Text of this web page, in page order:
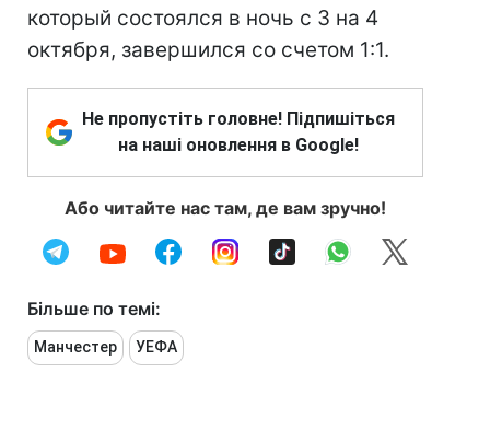
который состоялся в ночь с 3 на 4
октября, завершился со счетом 1:1.
Не пропустіть головне! Підпишіться
на наші оновлення в Google!
Або читайте нас там, де вам зручно!
Більше по темі:
Манчестер УЕФА